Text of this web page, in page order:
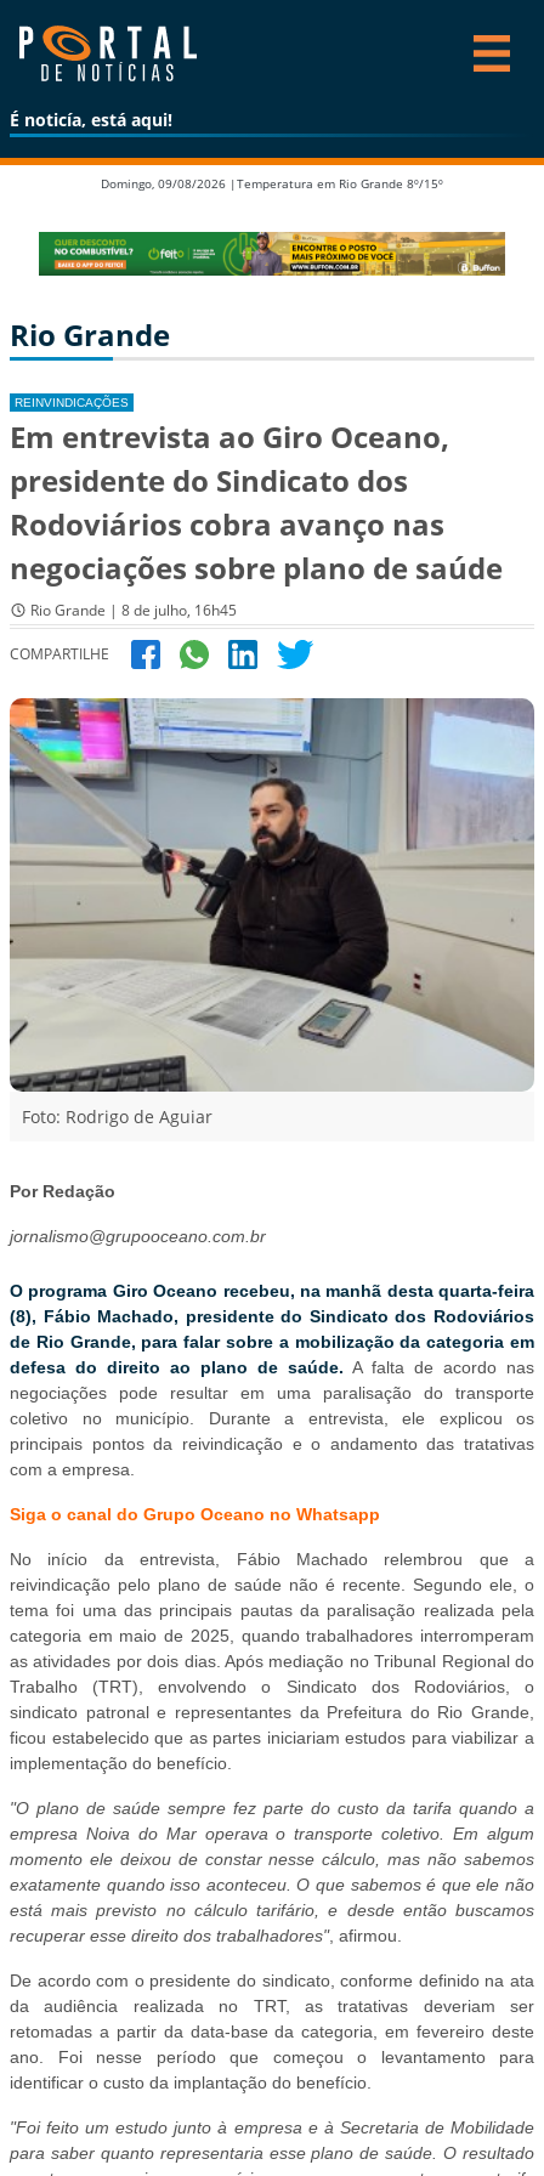
É noticía, está aqui!
Domingo, 09/08/2026 | Temperatura em Rio Grande 8º/15º
Rio Grande
REINVINDICAÇÕES
Em entrevista ao Giro Oceano,
presidente do Sindicato dos
Rodoviários cobra avanço nas
negociações sobre plano de saúde
Rio Grande | 8 de julho, 16h45
COMPARTILHE
Foto: Rodrigo de Aguiar
Por Redação
jornalismo@grupooceano.com.br
O programa Giro Oceano recebeu, na manhã desta quarta-feira
(8), Fábio Machado, presidente do Sindicato dos Rodoviários
de Rio Grande, para falar sobre a mobilização da categoria em
defesa do direito ao plano de saúde. A falta de acordo nas
negociações pode resultar em uma paralisação do transporte
coletivo no município. Durante a entrevista, ele explicou os
principais pontos da reivindicação e o andamento das tratativas
com a empresa.
Siga o canal do Grupo Oceano no Whatsapp
No início da entrevista, Fábio Machado relembrou que a
reivindicação pelo plano de saúde não é recente. Segundo ele, o
tema foi uma das principais pautas da paralisação realizada pela
categoria em maio de 2025, quando trabalhadores interromperam
as atividades por dois dias. Após mediação no Tribunal Regional do
Trabalho (TRT), envolvendo o Sindicato dos Rodoviários, o
sindicato patronal e representantes da Prefeitura do Rio Grande,
ficou estabelecido que as partes iniciariam estudos para viabilizar a
implementação do benefício.
"O plano de saúde sempre fez parte do custo da tarifa quando a
empresa Noiva do Mar operava o transporte coletivo. Em algum
momento ele deixou de constar nesse cálculo, mas não sabemos
exatamente quando isso aconteceu. O que sabemos é que ele não
está mais previsto no cálculo tarifário, e desde então buscamos
recuperar esse direito dos trabalhadores", afirmou.
De acordo com o presidente do sindicato, conforme definido na ata
da audiência realizada no TRT, as tratativas deveriam ser
retomadas a partir da data-base da categoria, em fevereiro deste
ano. Foi nesse período que começou o levantamento para
identificar o custo da implantação do benefício.
"Foi feito um estudo junto à empresa e à Secretaria de Mobilidade
para saber quanto representaria esse plano de saúde. O resultado